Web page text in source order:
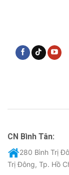
CN Bình Tân:
280 Bình Trị
Trị Đông, Tp. Hồ